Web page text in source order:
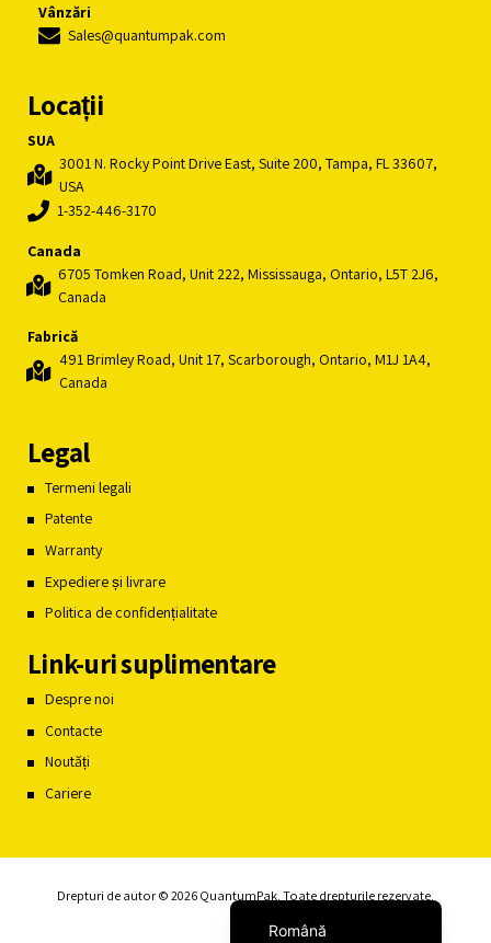
Vânzări
Sales@quantumpak.com
Locații
SUA
3001 N. Rocky Point Drive East, Suite 200, Tampa, FL 33607,
USA
1-352-446-3170
Canada
6705 Tomken Road, Unit 222, Mississauga, Ontario, L5T 2J6,
Canada
Fabrică
491 Brimley Road, Unit 17, Scarborough, Ontario, M1J 1A4,
Canada
Legal
Termeni legali
Patente
Warranty
Expediere și livrare
Politica de confidențialitate
Link-uri suplimentare
Despre noi
Contacte
Noutăți
Cariere
Drepturi de autor © 2026 QuantumPak. Toate drepturile rezervate.
Română
English
Español